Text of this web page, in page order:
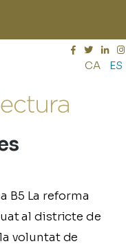
i energies
Rehabilitació
CA ES
B5 La reforma
al districte de
voluntat de